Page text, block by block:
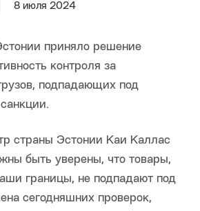
8 июля 2024
приняло решение
контроля за
подпадающих под
страны Эстонии Каи Каллас
быть уверены, что товары,
границы, не подпадают под
сегодняшних проверок,